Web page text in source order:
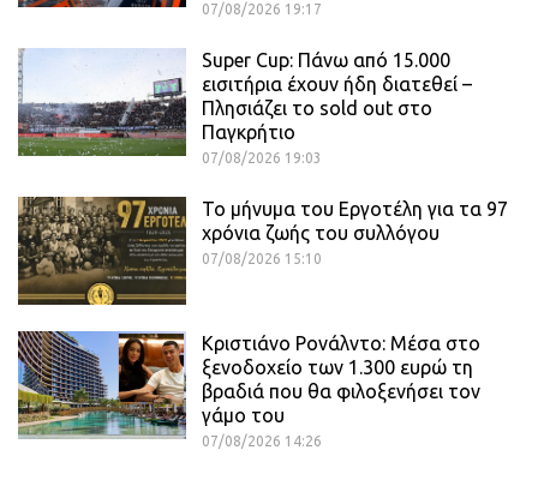
07/08/2026 19:17
Super Cup: Πάνω από 15.000
εισιτήρια έχουν ήδη διατεθεί –
Πλησιάζει το sold out στο
Παγκρήτιο
07/08/2026 19:03
Το μήνυμα του Εργοτέλη για τα 97
χρόνια ζωής του συλλόγου
07/08/2026 15:10
Κριστιάνο Ρονάλντο: Μέσα στο
ξενοδοχείο των 1.300 ευρώ τη
βραδιά που θα φιλοξενήσει τον
γάμο του
07/08/2026 14:26